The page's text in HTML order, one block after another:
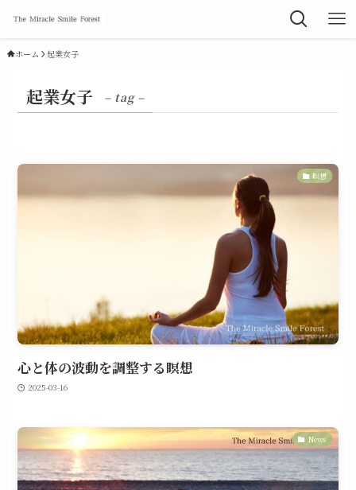
ホーム 起業女子
起業女子 – tag –
瞑想
心と体の波動を調整する瞑想
2025-03-16
News